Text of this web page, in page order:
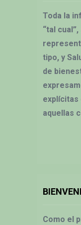
Toda la
“tal
tipo, y
de
explícitas
aquellas
Como el